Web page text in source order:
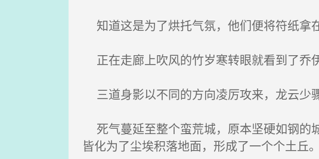
知道这是为了烘托气氛，他们便将符纸拿
正在走廊上吹风的竹岁寒转眼就看到了乔
三道身影以不同的方向凌厉攻来，龙云少
死气蔓延至整个蛮荒城，原本坚硬如钢的
皆化为了尘埃积落地面，形成了一个个土丘。